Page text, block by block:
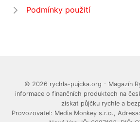
Podmínky použití
© 2026 rychla-pujcka.org - Magazín
informace o finančních produktech na
získat půjčku rychle a
Provozovatel: Media Monkey s.r.o.,